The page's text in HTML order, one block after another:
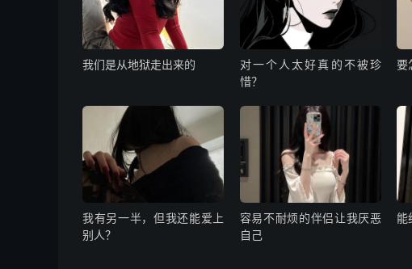
我们是从地狱走出来的
对一个人太好真的不被珍
惜？
要
我有另一半，但我还能爱上
别人？
容易不耐烦的伴侣让我厌恶
自己
能